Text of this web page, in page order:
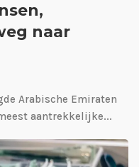
naar
Arabische Emiraten
aantrekkelijke...